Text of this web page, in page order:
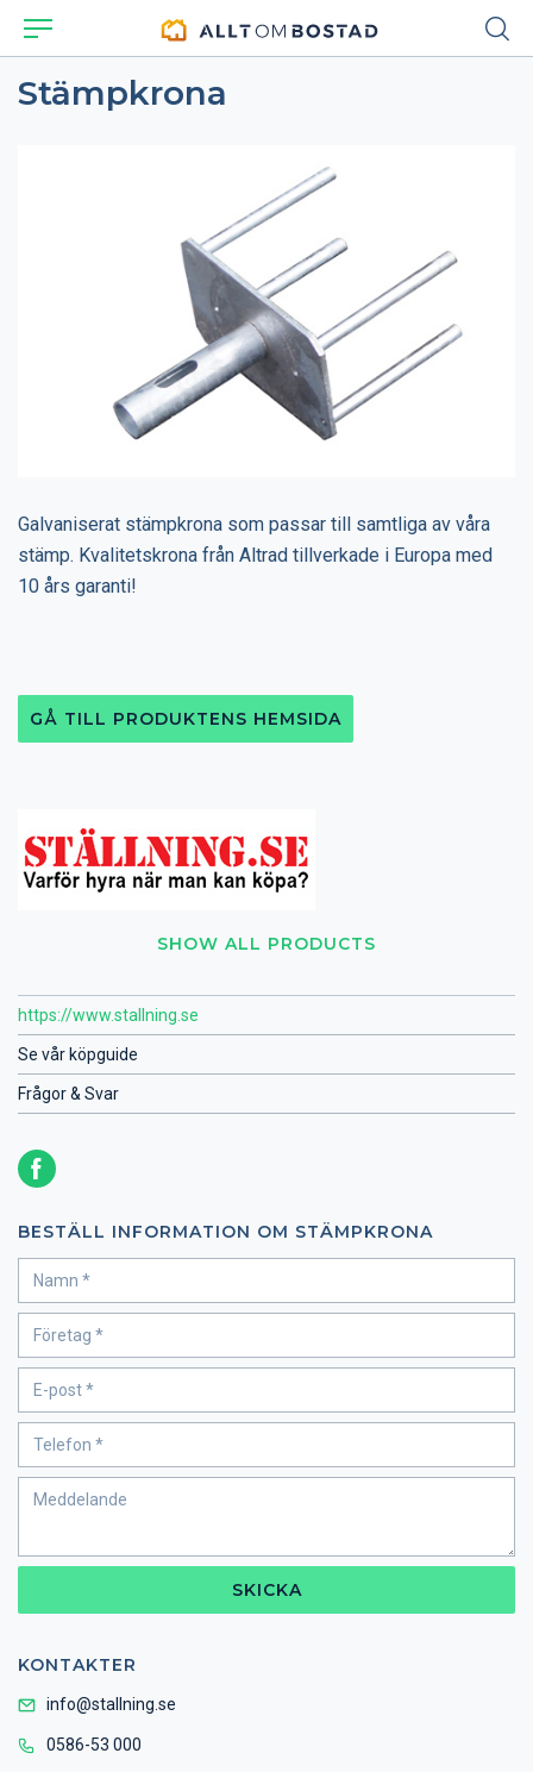
Stämpkrona
SHOW ALL PRODUCTS
https://www.stallning.se
Se vår köpguide
Frågor & Svar
BESTÄLL INFORMATION OM STÄMPKRONA
SKICKA
KONTAKTER
info@stallning.se
0586-53 000
Galvaniserat stämpkrona som passar till samtliga av våra
stämp. Kvalitetskrona från Altrad tillverkade i Europa med
10 års garanti!
GÅ TILL PRODUKTENS HEMSIDA